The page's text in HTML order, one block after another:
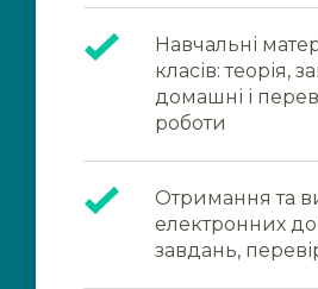
Навчальні
класів: теорія,
домашні і
роботи
Отримання та
електронних
завдань,